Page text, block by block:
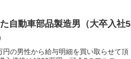
自動車部品製造男（大卒入社5
の男性から給与明細を買い取らせて頂